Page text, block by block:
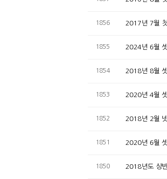
1856 2017년 7월
1855 2024년 6월
1854 2018년 8월
1853 2020년 4월
1852 2018년 2월
1851 2020년 6월
1850 2018년도 상